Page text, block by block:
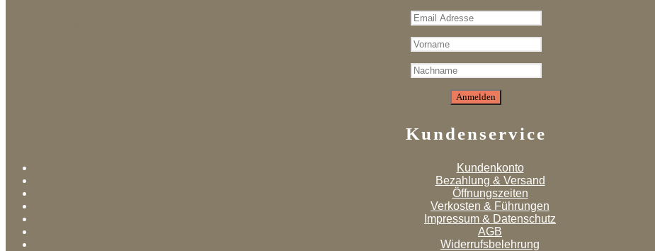
Kundenservice
Kundenkonto
Bezahlung & Versand
Öffnungszeiten
Verkosten & Führungen
Impressum & Datenschutz
AGB
Widerrufsbelehrung